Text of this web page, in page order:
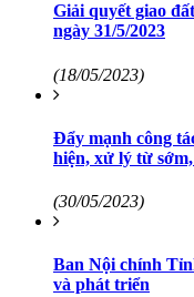
Giải quyết giao
ngày 31/5/2023
(18/05/2023)
Đẩy mạnh công
hiện, xử lý từ
(30/05/2023)
Ban Nội chính
và phát triển